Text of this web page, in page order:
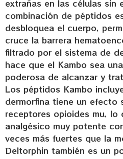
extrañas en las células sin
combinación de péptidos
desbloquea el cuerpo,
cruce la barrera
filtrado por el sistema de
hace que el Kambo sea
poderosa de alcanzar y
Los péptidos Kambo
dermorfina tiene un efecto
receptores opioides mu, lo
analgésico muy potente
veces más fuertes que la
Deltorphin también es un